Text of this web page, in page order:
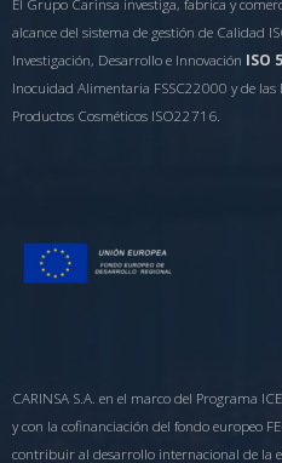
El Grupo Carinsa investiga, fabrica y
alcance del sistema de gestión de Calidad
Investigación, Desarrollo e Innovación ISO
Inocuidad Alimentaria FSSC22000 y de las
Productos Cosméticos ISO22716.
CARINSA S.A. en el marco del Programa
y con la cofinanciación del fondo europeo
contribuir al desarrollo internacional de la